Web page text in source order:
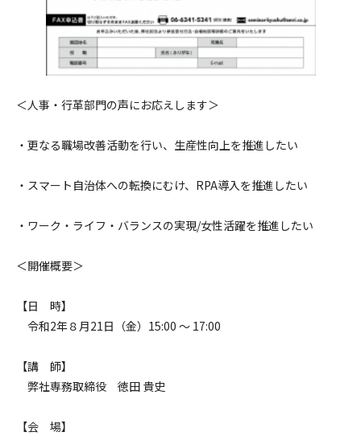
＜人事・行革部門の声にお応えします＞
・更なる職場改善活動を行い、生産性向上を推進したい
・スマート自治体への転換にむけ、RPA導入を推進したい
・ワーク・ライフ・バランスの実現/女性活躍を推進したい
＜開催概要＞
【日 時】
令和2年８月21日（金）15:00 ～ 17:00
【講 師】
弊社専務取締役 徳田 貴史
【会 場】